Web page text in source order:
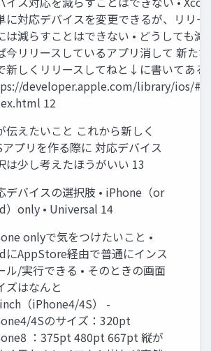
に対応デバイスを変更できるが、リリー
は減らすことはできない • どうしても減
今リリースしているアプリ消して 新た
新しくリリースしてねと↓に書いてある
developer.apple.com/library/ios/
12
伝えたいこと これから新しく
プリを作る際に 対応デバイス
は少し考えたほうがいい 13
デバイスの選択肢 • iPhone（or
）only • Universal 14
onlyで気をつけたいこと •
にAppStore経由で普通にインス
ル/実行できる • そのときの画面
ズはなんと
（iPhone4/4S） -
4Sのサイズ：320pt
：375pt 480pt 667pt 縦が